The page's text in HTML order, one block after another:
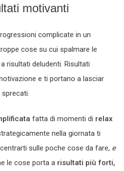
motivanti
complicate in un
cose su cui spalmare le
risultati deludenti. Risultati
e ti portano a lasciar
fatta di momenti di relax
nella giornata ti
sulle poche cose da fare, e
le cose porta a risultati più forti,